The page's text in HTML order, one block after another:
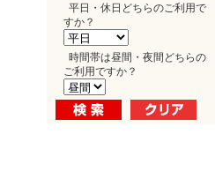
平日・休日どちらのご利用で
すか？
時間帯は昼間・夜間どちらの
ご利用ですか？